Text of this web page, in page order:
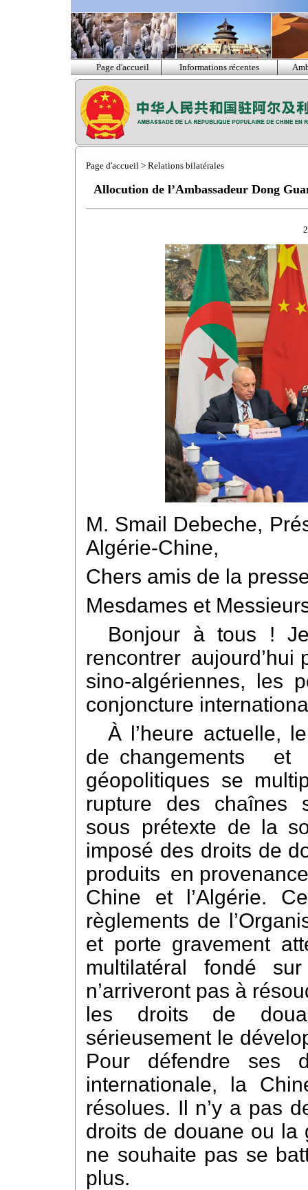
Page d'accueil Informations récentes
Page d'accueil > Relations bilatérales
Allocution de l’Ambassadeur Dong
M. Smail Debeche,
Algérie-Chine,
Chers amis de la
Mesdames et
Bonjour à tous !
rencontrer aujourd’hui
sino-algériennes, les
conjoncture
À l’heure actuelle,
de changements
géopolitiques se
rupture des chaînes
sous prétexte de la
imposé des droits de
produits en
Chine et l’Algérie.
règlements de
et porte gravement
multilatéral fondé
n’arriveront pas à
les droits de
sérieusement le
Pour défendre ses
internationale, la
résolues. Il n’y a pas
droits de douane ou la
ne souhaite pas se
plus.